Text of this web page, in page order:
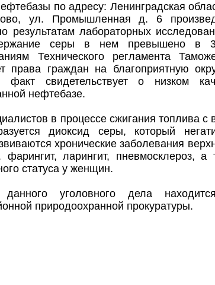
по адресу: Ленинградская
ул. Промышленная д. 6
результатам лабораторных
серы в нем превышено в
Технического регламента
права граждан на благоприятную
свидетельствует о низком
нефтебазе.
в процессе сжигания топлива
диоксид серы, который
хронические заболевания
фарингит, ларингит, пневмосклероз,
статуса у женщин.
уголовного дела
природоохранной прокуратуры.